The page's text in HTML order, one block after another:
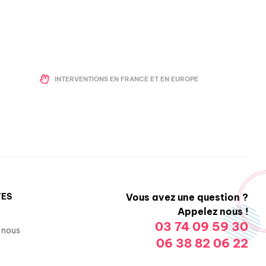
INTERVENTIONS EN FRANCE ET EN EUROPE
Vous avez une question ?
Appelez nous !
03 74 09 59 30
06 38 82 06 22